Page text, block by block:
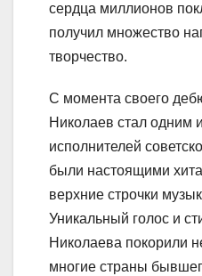
сердца миллионов
получил множество
творчество.
С момента своего
Николаев стал одним
исполнителей
были настоящими
верхние строчки
Уникальный голос и
Николаева покорили
многие страны